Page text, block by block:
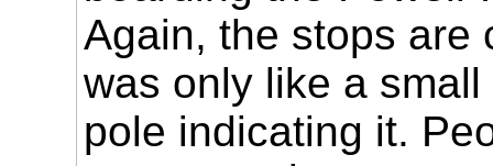
Again, the stops are
was only like a
pole indicating it.